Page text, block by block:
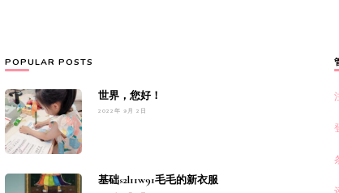
POPULAR POSTS
世界，您好！
2022年 9月 2日
基础s2l11w91毛毛的新衣服